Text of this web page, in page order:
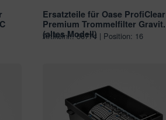
Ersatzteile für Oase ProfiClear
Premium Trommelfilter Gravit.
(altes Modell)
Artikelnr.: 56774 | Position: 16